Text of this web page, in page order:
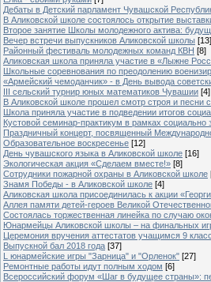
Дебаты в Детский парламент Чувашской
В Аликовской школе состоялось открытие
Второе занятие Школы молодежного актива:
Вечер встречи выпускников Аликовской школы [13]
Районный фестиваль молодежных команд КВН [8]
Аликовская школа приняла участие в «Лыжне
Школьные соревнования по преодолению
«Армейский чемоданчик» - в День вывода
III сельский турнир юных математиков Чувашии [4]
В Аликовской школе прошел смотр строя и песни
Школа приняла участие в подведении итогов
Кустовой семинар-практикум в рамках социально
Праздничный концерт, посвященный
Образовательное воскресенье [12]
День чувашского языка в Аликовской школе [16]
Экологическая акция «Сделаем вместе!» [8]
Сотрудники пожарной охраны в Аликовской школе
Знамя Победы - в Аликовской школе [4]
Аликовская школа присоединилась к акции
Аллея памяти детей-героев Великой
Cостоялась торжественная линейка по случаю
Юнармейцы Аликовской школы – на финальных
Церемония вручения аттестатов учащимся 9
Выпускной бал 2018 года [37]
L юнармейские игры "Зарница" и "Орленок" [27]
Ремонтные работы идут полным ходом [6]
Всероссийский форум «Шаг в будущее страны»: